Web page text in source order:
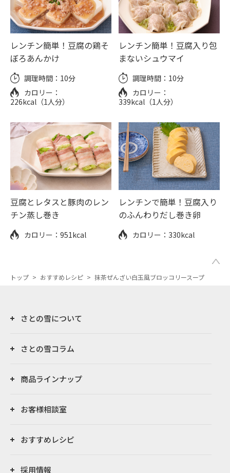
レンチン簡単！豆腐の鶏そ
ぼろあんかけ
調理時間： 10分
カロリー：
226kcal（1人分）
レンチン簡単！豆腐入り包
まないシュウマイ
調理時間： 10分
カロリー：
339kcal（1人分）
豆腐とレタスと豚肉のレン
チン蒸し巻き
カロリー： 951kcal
レンチンで簡単！豆腐入り
のふんわりだし巻き卵
カロリー： 330kcal
トップ > おすすめレシピ > 抹茶ぜんざい白玉風ブロッコリースープ
さとの雪について
さとの雪コラム
商品ラインナップ
お客様相談室
おすすめレシピ
採用情報